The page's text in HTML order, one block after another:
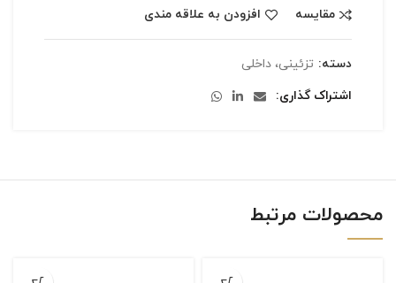
مقایسه افزودن به علاقه مندی
دسته: تزئینی، داخلی
اشتراک گذاری
محصولات مرتبط